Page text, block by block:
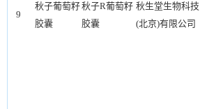
9
秋子葡萄籽
胶囊
秋子R葡萄籽
胶囊
秋生堂生物科技
(北京)有限公司